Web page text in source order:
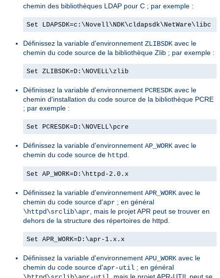
chemin des bibliothèques LDAP pour C ; par exemple :
Set LDAPSDK=c:\Novell\NDK\cldapsdk\NetWare\libc
Définissez la variable d'environnement ZLIBSDK avec le
chemin du code source de la bibliothèque Zlib ; par exemple :
Set ZLIBSDK=D:\NOVELL\zlib
Définissez la variable d'environnement PCRESDK avec le
chemin d'installation du code source de la bibliothèque PCRE
; par exemple :
Set PCRESDK=D:\NOVELL\pcre
Définissez la variable d'environnement AP_WORK avec le
chemin du code source de httpd
Set AP_WORK=D:\httpd-2.0.x
Définissez la variable d'environnement APR_WORK avec le
chemin du code source d'apr ; en général
\httpd\srclib\apr , mais le projet APR peut se trouver en
dehors de la structure des répertoires de httpd.
Set APR_WORK=D:\apr-1.x.x
Définissez la variable d'environnement APU_WORK avec le
chemin du code source d'apr-util ; en général
, mais le projet APR-UTIL peut se